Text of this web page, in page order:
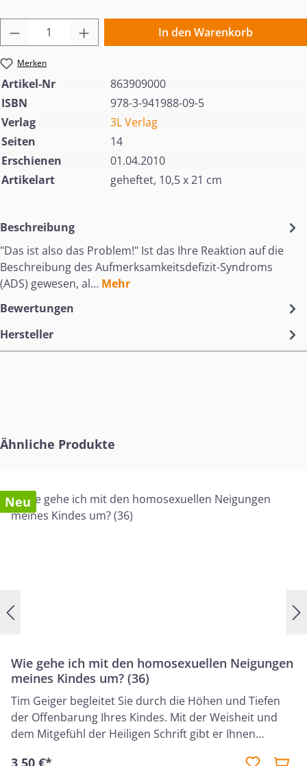
Produkt Anzahl: Gib den gewünschten
In den Warenkorb
Merken
Artikel-Nr
863909000
ISBN
978-3-941988-09-5
Verlag
3L Verlag
Seiten
14
Erschienen
01.04.2010
Artikelart
geheftet, 10,5 x 21 cm
Beschreibung
"Das ist also das Problem!" Ist das Ihre Reaktion auf die
Beschreibung des Aufmerksamkeitsdefizit-Syndroms
(ADS) gewesen, al… Mehr
Bewertungen
Hersteller
Produktgalerie überspringen
Ähnliche Produkte
Neu
Wie gehe ich mit den homosexuellen Neigungen
meines Kindes um? (36)
Tim Geiger begleitet Sie durch die Höhen und Tiefen
der Offenbarung Ihres Kindes. Mit der Weisheit und
dem Mitgefühl der Heiligen Schrift gibt er Ihnen